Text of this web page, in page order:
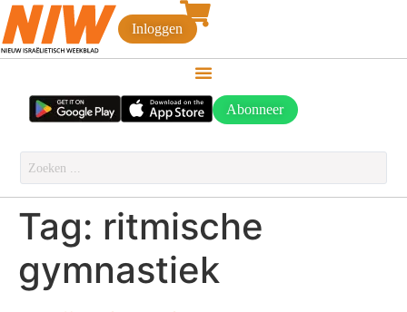
Inloggen
Abonneer
Tag: ritmische
gymnastiek